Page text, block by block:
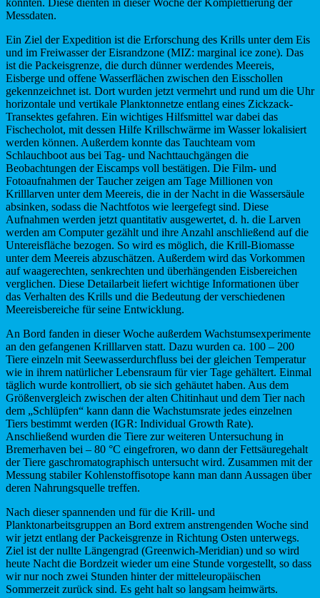
konnten. Diese dienten in dieser Woche der Komplettierung der
Messdaten.
Ein Ziel der Expedition ist die Erforschung des Krills unter dem Eis
und im Freiwasser der Eisrandzone (MIZ: marginal ice zone). Das
ist die Packeisgrenze, die durch dünner werdendes Meereis,
Eisberge und offene Wasserflächen zwischen den Eisschollen
gekennzeichnet ist. Dort wurden jetzt vermehrt und rund um die Uhr
horizontale und vertikale Planktonnetze entlang eines Zickzack-
Transektes gefahren. Ein wichtiges Hilfsmittel war dabei das
Fischecholot, mit dessen Hilfe Krillschwärme im Wasser lokalisiert
werden können. Außerdem konnte das Tauchteam vom
Schlauchboot aus bei Tag- und Nachttauchgängen die
Beobachtungen der Eiscamps voll bestätigen. Die Film- und
Fotoaufnahmen der Taucher zeigen am Tage Millionen von
Krilllarven unter dem Meereis, die in der Nacht in die Wassersäule
absinken, sodass die Nachtfotos wie leergefegt sind. Diese
Aufnahmen werden jetzt quantitativ ausgewertet, d. h. die Larven
werden am Computer gezählt und ihre Anzahl anschließend auf die
Untereisfläche bezogen. So wird es möglich, die Krill-Biomasse
unter dem Meereis abzuschätzen. Außerdem wird das Vorkommen
auf waagerechten, senkrechten und überhängenden Eisbereichen
verglichen. Diese Detailarbeit liefert wichtige Informationen über
das Verhalten des Krills und die Bedeutung der verschiedenen
Meereisbereiche für seine Entwicklung.
An Bord fanden in dieser Woche außerdem Wachstumsexperimente
an den gefangenen Krilllarven statt. Dazu wurden ca. 100 – 200
Tiere einzeln mit Seewasserdurchfluss bei der gleichen Temperatur
wie in ihrem natürlicher Lebensraum für vier Tage gehältert. Einmal
täglich wurde kontrolliert, ob sie sich gehäutet haben. Aus dem
Größenvergleich zwischen der alten Chitinhaut und dem Tier nach
dem „Schlüpfen“ kann dann die Wachstumsrate jedes einzelnen
Tiers bestimmt werden (IGR: Individual Growth Rate).
Anschließend wurden die Tiere zur weiteren Untersuchung in
Bremerhaven bei – 80 °C eingefroren, wo dann der Fettsäuregehalt
der Tiere gaschromatographisch untersucht wird. Zusammen mit der
Messung stabiler Kohlenstoffisotope kann man dann Aussagen über
deren Nahrungsquelle treffen.
Nach dieser spannenden und für die Krill- und
Planktonarbeitsgruppen an Bord extrem anstrengenden Woche sind
wir jetzt entlang der Packeisgrenze in Richtung Osten unterwegs.
Ziel ist der nullte Längengrad (Greenwich-Meridian) und so wird
heute Nacht die Bordzeit wieder um eine Stunde vorgestellt, so dass
wir nur noch zwei Stunden hinter der mitteleuropäischen
Sommerzeit zurück sind. Es geht halt so langsam heimwärts.